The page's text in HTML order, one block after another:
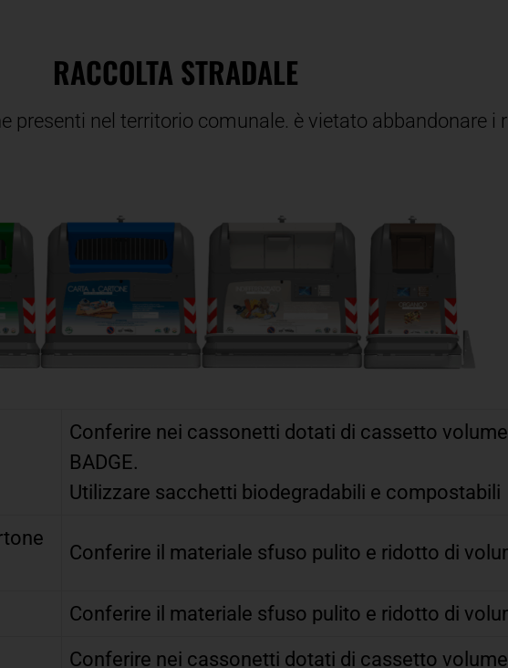
RACCOLTA STRADALE
presenti nel territorio comunale. è vietato abbandonare i
Conferire nei cassonetti dotati di cassetto
BADGE.
Utilizzare sacchetti biodegradabili e compostabili
Conferire il materiale sfuso pulito e ridotto di
Conferire il materiale sfuso pulito e ridotto di
Conferire nei cassonetti dotati di cassetto